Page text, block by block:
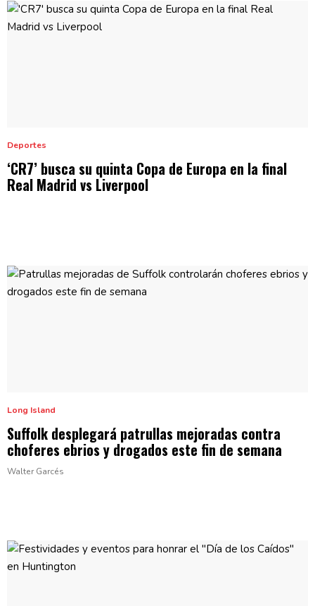
Deportes
‘CR7’ busca su quinta Copa de Europa en la final
Real Madrid vs Liverpool
Long Island
Suffolk desplegará patrullas mejoradas contra
choferes ebrios y drogados este fin de semana
Walter Garcés